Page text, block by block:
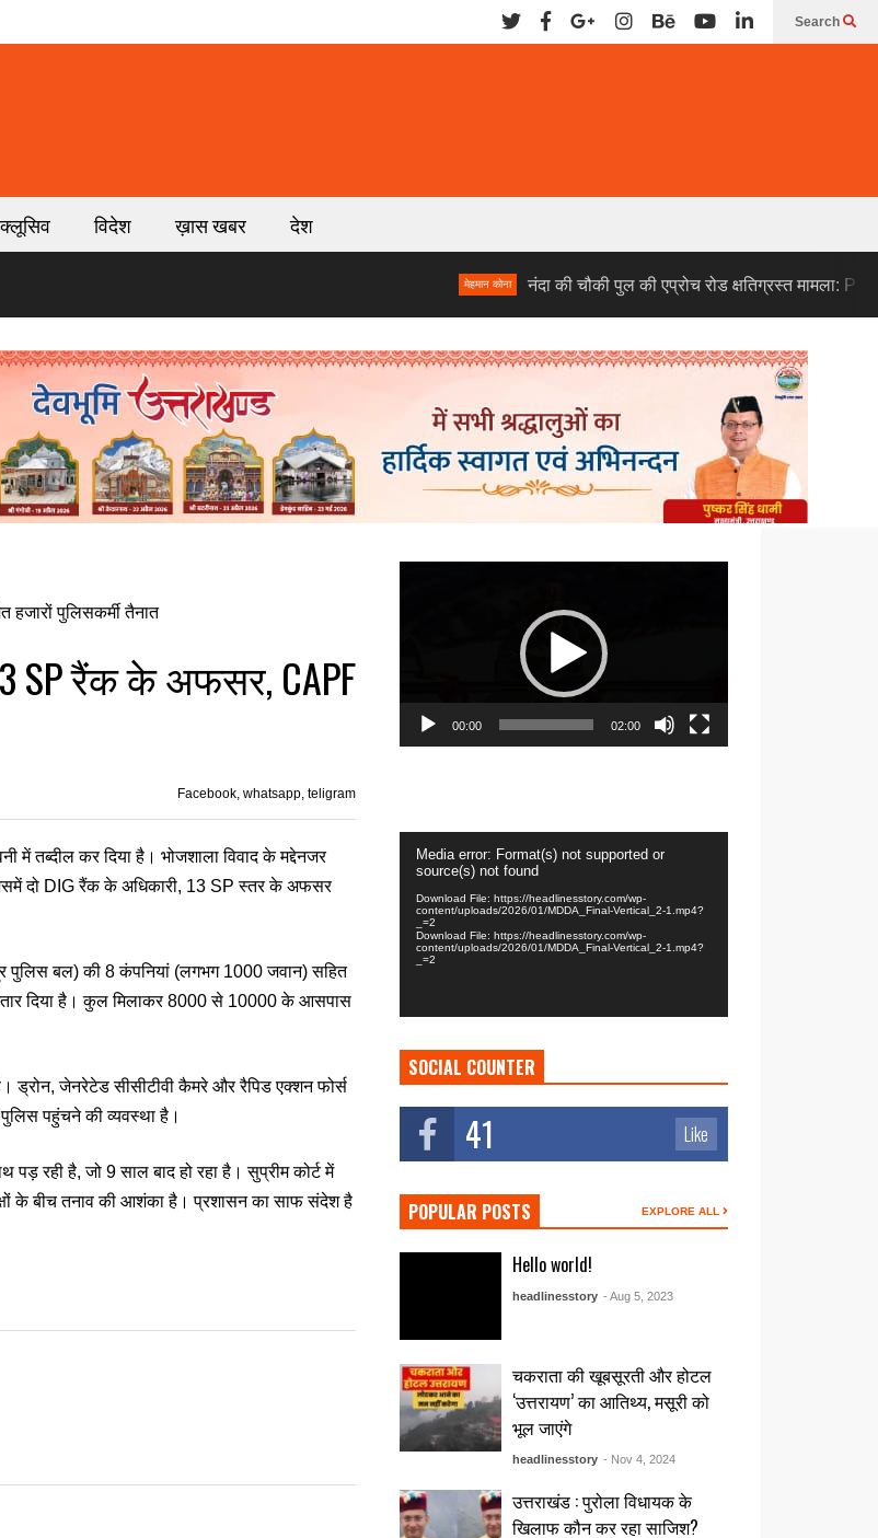
Search
विदेश ख़ास खबर देश
नंदा की चौकी पुल की एप्रोच रोड क्षतिग्रस्त मामला: PWD के दो
SP रैंक के अफसर, CAPF
Facebook, whatsapp, teligram
तब्दील कर दिया है। भोजशाला विवाद के मद्देनजर
दो DIG रैंक के अधिकारी, 13 SP स्तर के अफसर
पुलिस बल) की 8 कंपनियां (लगभग 1000 जवान) सहित
दिया है। कुल मिलाकर 8000 से 10000 के आसपास
ड्रोन, जेनरेटेड सीसीटीवी कैमरे और रैपिड एक्शन फोर्स
पहुंचने की व्यवस्था है।
रही है, जो 9 साल बाद हो रहा है। सुप्रीम कोर्ट में
के बीच तनाव की आशंका है। प्रशासन का साफ संदेश है
00:00 02:00
Player
Media error: Format(s) not supported or
source(s) not found
Download File: https://headlinesstory.com/wp-
content/uploads/2026/01/MDDA_Final-Vertical_2-1.mp4?
_=2
Download File: https://headlinesstory.com/wp-
content/uploads/2026/01/MDDA_Final-Vertical_2-1.mp4?
_=2
SOCIAL COUNTER
41 Like
POPULAR POSTS EXPLORE ALL
Hello world!
headlinesstory - Aug 5, 2023
चकराता की खूबसूरती और होटल
‘उत्तरायण’ का आतिथ्य, मसूरी को
भूल जाएंगे
headlinesstory - Nov 4, 2024
उत्तराखंड : पुरोला विधायक के
खिलाफ कौन कर रहा साजिश?